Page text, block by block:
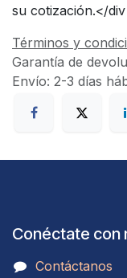
su cotización.</
Términos y
Garantía de
Envío: 2-3 días
Conéctate con
Contáctanos